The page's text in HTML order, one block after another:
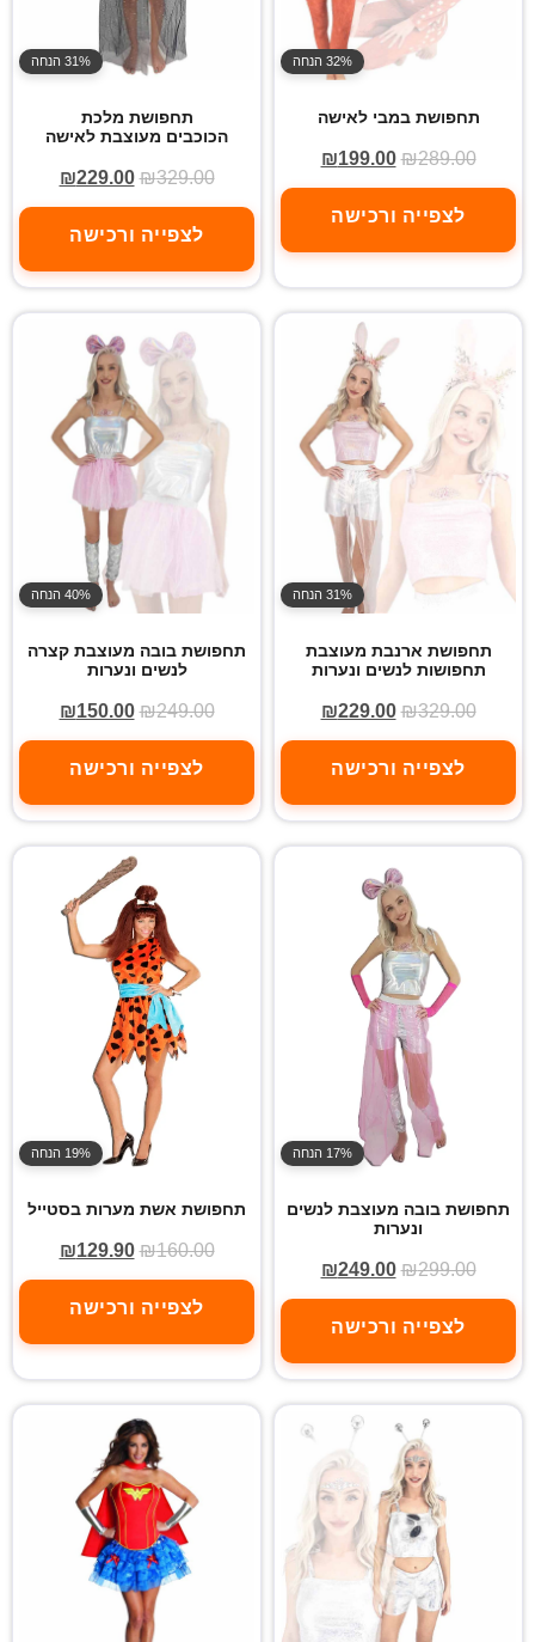
32% הנחה
תחפושת במבי לאישה
₪289.00
₪199.00
לצפייה ורכישה
31% הנחה
תחפושת מלכת
הכוכבים מעוצבת לאישה
₪329.00
₪229.00
לצפייה ורכישה
31% הנחה
תחפושת ארנבת מעוצבת
תחפושות לנשים ונערות
₪329.00
₪229.00
לצפייה ורכישה
40% הנחה
תחפושת בובה מעוצבת קצרה
לנשים ונערות
₪249.00
₪150.00
לצפייה ורכישה
17% הנחה
תחפושת בובה מעוצבת לנשים
ונערות
₪299.00
₪249.00
לצפייה ורכישה
19% הנחה
תחפושת אשת מערות בסטייל
₪160.00
₪129.90
לצפייה ורכישה